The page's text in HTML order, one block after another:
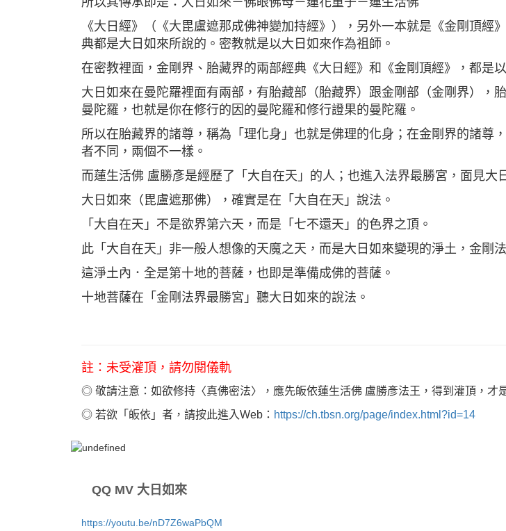
《大日經》（《大毘盧遮那成佛神變加持經》），另外一本就是《金剛頂
典都是大日如來所說的。密教就是以大日如來作為祖師。
在密教裡面，金剛界、胎藏界的兩部經典《大日經》和《金剛頂經》，都是
大日如來在曼陀羅裡面有兩部，有胎藏部（胎藏界）跟金剛部（金剛界），
曼陀羅，也就是你在修行的因的曼陀羅和修行證果的曼陀羅。
所以在胎藏界的諸尊，稱為「理化身」也就是佛理的化身；在金剛界的諸尊
者不同，兩個不一樣。
而蓮生活佛 盧勝彥是經歷了「大自在天」的人；也進入法界最勝宮，面見大
大日如來（毘盧遮那佛），確實是在「大自在天」說法。
「大自在天」不是欲界第六天，而是「七不還天」的色界之頂。
此「大自在天」非一般人想像的天魔之天，而是大日如來變現的淨土，金剛
這淨土內．全是第十地的菩薩，也即是準備成佛的菩薩。
十地菩薩在「金剛法界最勝宮」聽大日如來的說法。
註：未受灌頂，請勿閱儀軌
◎ 敬請注意：如欲修持〈真佛密法〉，應先皈依蓮生活佛 盧勝彥法王，得到灌頂，才
◎ 若欲「皈依」者，請按此進入Web： https://ch.tbsn.org/page/index.html?id=14
QQ MV 大日如來
https://youtu.be/nD7Z6waPbQM